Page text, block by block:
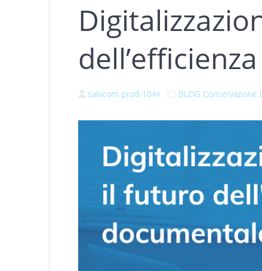
sabicom-prod-104x BLOG Conservazione